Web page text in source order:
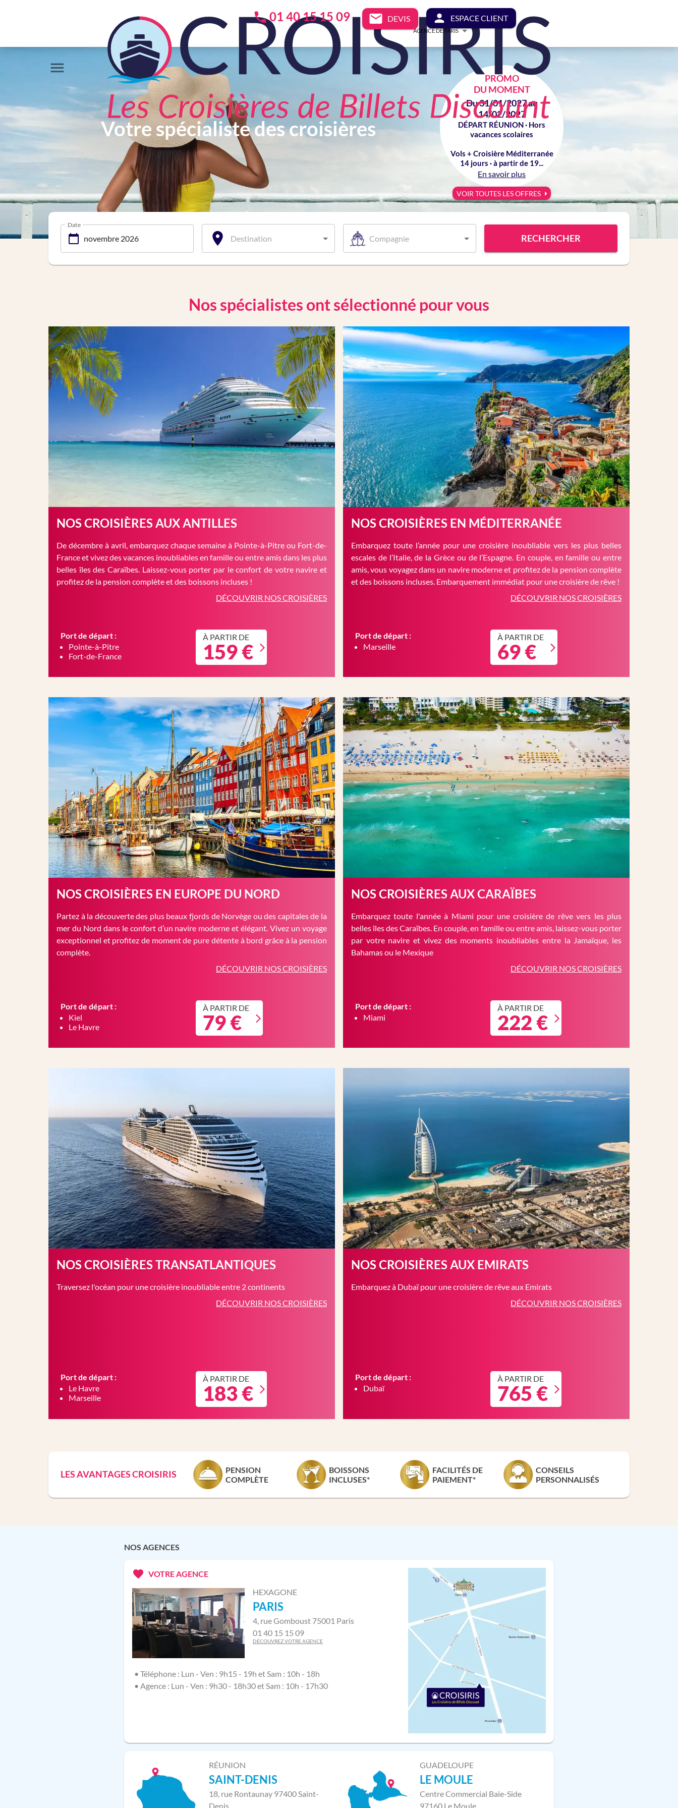
01 40 15 15 09 DEVIS ESPACE CLIENT
AGENCE DE PARIS
Votre spécialiste des croisières
PROMO
DU MOMENT
Du 31/01/2027 au
14/02/2027
DÉPART RÉUNION · Hors
vacances scolaires
Vols + Croisière Méditerranée
14 jours · à partir de 19...
En savoir plus
VOIR TOUTES LES OFFRES
Date
Destination Compagnie RECHERCHER
Nos spécialistes ont sélectionné pour vous
NOS CROISIÈRES AUX ANTILLES
De décembre à avril, embarquez chaque semaine à Pointe-à-Pitre ou Fort-de-
France et vivez des vacances inoubliables en famille ou entre amis dans les plus
belles îles des Caraïbes. Laissez-vous porter par le confort de votre navire et
profitez de la pension complète et des boissons incluses !
DÉCOUVRIR NOS CROISIÈRES
Port de départ :
Pointe-à-Pitre
Fort-de-France
À PARTIR DE
159 €
NOS CROISIÈRES EN MÉDITERRANÉE
Embarquez toute l’année pour une croisière inoubliable vers les plus belles
escales de l’Italie, de la Grèce ou de l’Espagne. En couple, en famille ou entre
amis, vous voyagez dans un navire moderne et profitez de la pension complète
et des boissons incluses. Embarquement immédiat pour une croisière de rêve !
DÉCOUVRIR NOS CROISIÈRES
Port de départ :
Marseille
À PARTIR DE
69 €
NOS CROISIÈRES EN EUROPE DU NORD
Partez à la découverte des plus beaux fjords de Norvège ou des capitales de la
mer du Nord dans le confort d’un navire moderne et élégant. Vivez un voyage
exceptionnel et profitez de moment de pure détente à bord grâce à la pension
complète.
DÉCOUVRIR NOS CROISIÈRES
Port de départ :
Kiel
Le Havre
À PARTIR DE
79 €
NOS CROISIÈRES AUX CARAÏBES
Embarquez toute l'année à Miami pour une croisière de rêve vers les plus
belles îles des Caraïbes. En couple, en famille ou entre amis, laissez-vous porter
par votre navire et vivez des moments inoubliables entre la Jamaïque, les
Bahamas ou le Mexique
DÉCOUVRIR NOS CROISIÈRES
Port de départ :
Miami
À PARTIR DE
222 €
NOS CROISIÈRES TRANSATLANTIQUES
Traversez l'océan pour une croisière inoubliable entre 2 continents
DÉCOUVRIR NOS CROISIÈRES
Port de départ :
Le Havre
Marseille
À PARTIR DE
183 €
NOS CROISIÈRES AUX EMIRATS
Embarquez à Dubaï pour une croisière de rêve aux Emirats
DÉCOUVRIR NOS CROISIÈRES
Port de départ :
Dubaï
À PARTIR DE
765 €
LES AVANTAGES CROISIRIS
PENSION
COMPLÈTE
BOISSONS
INCLUSES*
FACILITÉS DE
PAIEMENT*
CONSEILS
PERSONNALISÉS
NOS AGENCES
VOTRE AGENCE
HEXAGONE
PARIS
4, rue Gomboust 75001 Paris
01 40 15 15 09
DÉCOUVREZ VOTRE AGENCE
• Téléphone : Lun - Ven : 9h15 - 19h et Sam : 10h - 18h
• Agence : Lun - Ven : 9h30 - 18h30 et Sam : 10h - 17h30
RÉUNION
SAINT-DENIS
18, rue Rontaunay 97400 Saint-
Denis
GUADELOUPE
LE MOULE
Centre Commercial Baie-Side
97160 Le Moule